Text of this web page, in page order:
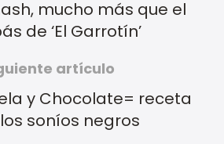
mucho más que el
de ‘El Garrotín’
artículo
y Chocolate= receta
soníos negros